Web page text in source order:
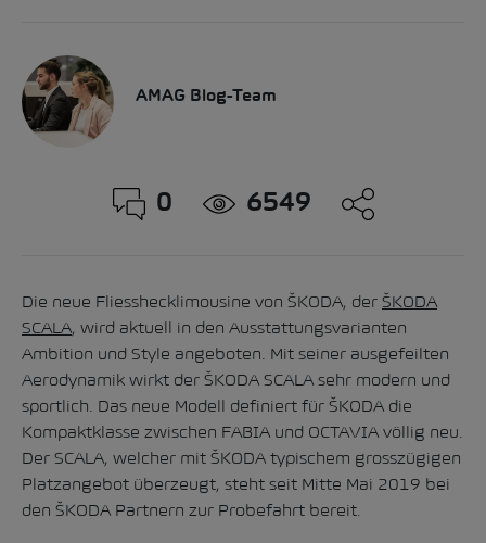
AMAG Blog-Team
0 6549
Die neue Fliesshecklimousine von ŠKODA, der ŠKODA
SCALA, wird aktuell in den Ausstattungsvarianten
Ambition und Style angeboten. Mit seiner ausgefeilten
Aerodynamik wirkt der ŠKODA SCALA sehr modern und
sportlich. Das neue Modell definiert für ŠKODA die
Kompaktklasse zwischen FABIA und OCTAVIA völlig neu.
Der SCALA, welcher mit ŠKODA typischem grosszügigen
Platzangebot überzeugt, steht seit Mitte Mai 2019 bei
den ŠKODA Partnern zur Probefahrt bereit.